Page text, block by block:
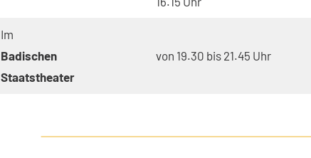
Im
Badischen
Staatstheater
von 19.30 bis 21.45 Uhr